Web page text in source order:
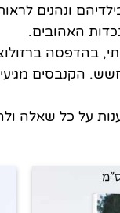
ונהנים
האהובים.
חשש. הקנבסים
לענות על כל